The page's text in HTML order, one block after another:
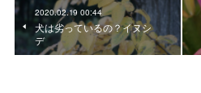
2020.02.19 00:44
犬は劣っているの？イヌシ
デ